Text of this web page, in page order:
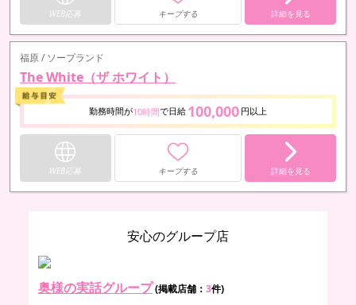
WEB応募 キープする 詳細を見る
福原 / ソープランド
The White（ザ ホワイト）
勤務時間が10時間で日給 100,000 円以上
WEB応募 キープする 詳細を見る
安心のグループ店
奥様の実話グループ(掲載店舗： 3件)